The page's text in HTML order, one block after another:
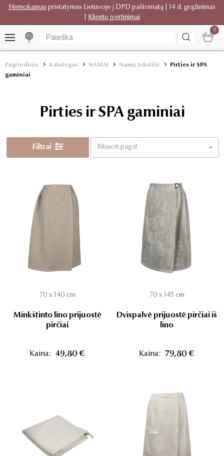
Nemokamas pristatymas Lietuvoje į DPD paštomatą | 14 d. grąžinimas
Klientų įvertinimai
0
Pagrindinis Katalogas NAMAI Namų tekstilė
Pirties ir SPA
gaminiai
Pirties ir SPA gaminiai
Filtrai Rikiuoti pagal
70 x 140 cm
Minkštinto lino prijuostė
pirčiai
Kaina: 49,80 €
70 x 145 cm
Dvispalvė prijuostė pirčiai iš
lino
Kaina: 79,80 €